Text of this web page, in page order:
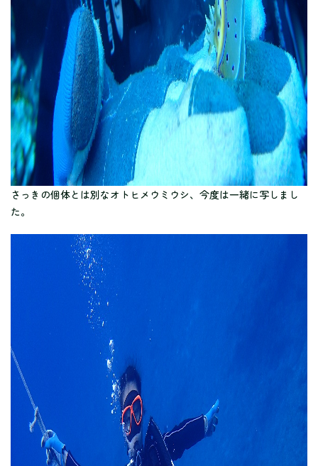
さっきの個体とは別なオトヒメウミウシ、今度は一緒に写しまし
た。